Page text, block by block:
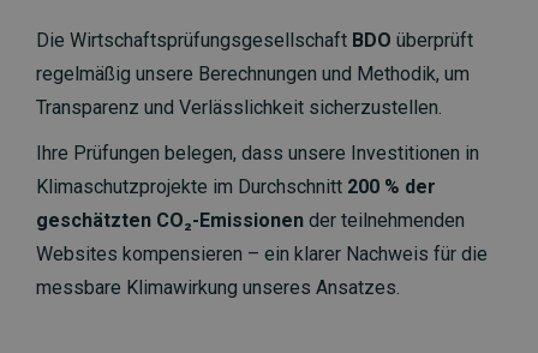
Die Wirtschaftsprüfungsgesellschaft BDO überprüft
regelmäßig unsere Berechnungen und Methodik, um
Transparenz und Verlässlichkeit sicherzustellen.
Ihre Prüfungen belegen, dass unsere Investitionen in
Klimaschutzprojekte im Durchschnitt 200 % der
geschätzten CO₂-Emissionen der teilnehmenden
Websites kompensieren – ein klarer Nachweis für die
messbare Klimawirkung unseres Ansatzes.